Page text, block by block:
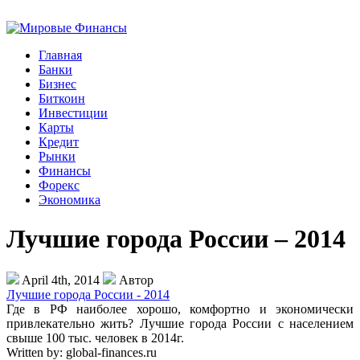
Главная
Банки
Бизнес
Биткоин
Инвестиции
Карты
Кредит
Рынки
Финансы
Форекс
Экономика
Лучшие города России – 2014
April 4th, 2014
Автор
Лучшие города России - 2014
Где в РФ наиболее хорошо, комфортно и экономически
привлекательно жить? Лучшие города России с населением
свыше 100 тыс. человек в 2014г.
Written by: global-finances.ru